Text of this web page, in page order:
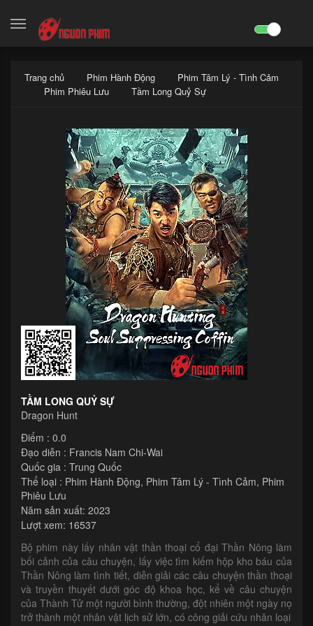
Trang chủ Phim Hành Động
Phim Tâm Lý - Tình Cảm
Phim Phiêu Lưu
Tầm Long Quỷ Sự
TẦM LONG QUỶ SỰ
Dragon Hunt
Điểm : 0.0
Đạo diễn : Francis Nam Chi-Wai
Quốc gia : Trung Quốc
Thể loại : Phim Hành Động, Phim Tâm Lý - Tình Cảm, Phim
Phiêu Lưu
Năm sản xuất: 2023
Lượt xem: 16537
Bộ phim này lấy nhân vật thần thoại cổ đại Thần Nông làm
bối cảnh của câu chuyện, lấy việc tìm kiếm hộp kho báu của
Thần Nông làm tình tiết, diễn giải các câu chuyện thần thoại
và truyền thuyết dưới góc độ khoa học, kể về câu chuyện
của Thành Tử một người bình thường, đột nhiên một ngày nọ
trở thành một nhân vật lịch sử lớn, có công giải cứu nhân loại